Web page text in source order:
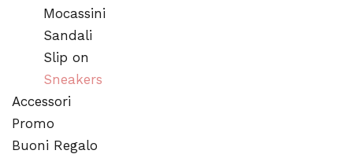
Mocassini
Sandali
Slip on
Sneakers
Accessori
Promo
Buoni Regalo